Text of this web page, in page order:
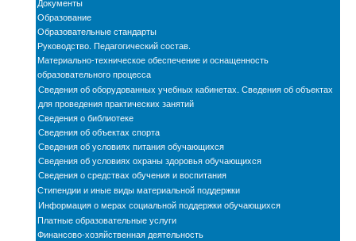
Автошкола
Мастерские
Обратная связь
БПОО
Карта сайта
Электронная информационно-образовательная
среда
Снижение бюрократической нагрузки на
педагогических работников
Образование
Образовательные стандарты
Руководство. Педагогический состав.
Материально-техническое обеспечение и оснащенность
образовательного процесса
Сведения об оборудованных учебных кабинетах. Сведения об объектах
для проведения практических занятий
Сведения о библиотеке
Сведения об объектах спорта
Сведения об условиях питания обучающихся
Сведения об условиях охраны здоровья обучающихся
Сведения о средствах обучения и воспитания
Стипендии и иные виды материальной поддержки
Информация о мерах социальной поддержки обучающихся
Платные образовательные услуги
Финансово-хозяйственная деятельность